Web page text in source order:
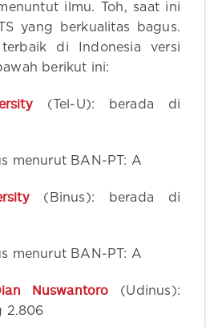
ilmu. Toh, saat ini
yang berkualitas bagus.
di Indonesia versi
berikut ini:
(Tel-U): berada di
menurut BAN-PT: A
(Binus): berada di
menurut BAN-PT: A
Nuswantoro (Udinus):
2.806